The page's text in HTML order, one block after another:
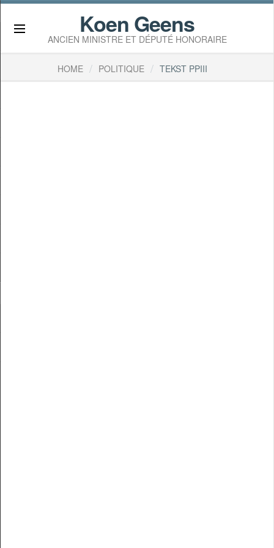
Koen Geens
ANCIEN MINISTRE ET DÉPUTÉ HONORAIRE
HOME / POLITIQUE / TEKST PPIII